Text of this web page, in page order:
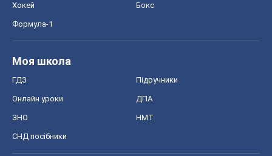
Хокей Бокс
Формула-1
Моя школа
ГДЗ Підручники
Онлайн уроки ДПА
ЗНО НМТ
СНД посібники